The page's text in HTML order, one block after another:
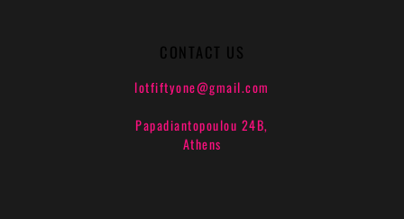
CONTACT US
lotfiftyone@gmail.com
Papadiantopoulou 24B,
Athens